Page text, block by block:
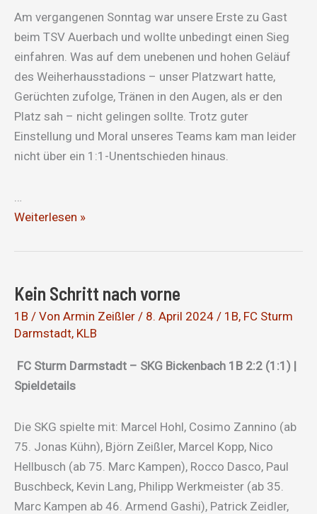
Am vergangenen Sonntag war unsere Erste zu Gast
beim TSV Auerbach und wollte unbedingt einen Sieg
einfahren. Was auf dem unebenen und hohen Geläuf
des Weiherhausstadions – unser Platzwart hatte,
Gerüchten zufolge, Tränen in den Augen, als er den
Platz sah – nicht gelingen sollte. Trotz guter
Einstellung und Moral unseres Teams kam man leider
nicht über ein 1:1-Unentschieden hinaus.
…
Die
stimmt,
Ergebnis
noch
nicht
Weiterlesen »
Kein Schritt nach vorne
1B / Von Armin Zeißler / 8. April 2024 / 1B, FC Sturm
Darmstadt, KLB
FC Sturm Darmstadt – SKG Bickenbach 1B 2:2 (1:1) |
Spieldetails
Die SKG spielte mit: Marcel Hohl, Cosimo Zannino (ab
75. Jonas Kühn), Björn Zeißler, Marcel Kopp, Nico
Hellbusch (ab 75. Marc Kampen), Rocco Dasco, Paul
Buschbeck, Kevin Lang, Philipp Werkmeister (ab 35.
Marc Kampen ab 46. Armend Gashi), Patrick Zeidler,